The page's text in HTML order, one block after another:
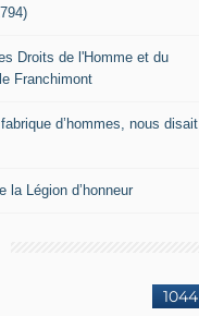
Droits de l'Homme et du
Franchimont
d’hommes, nous disait
la Légion d’honneur
1044